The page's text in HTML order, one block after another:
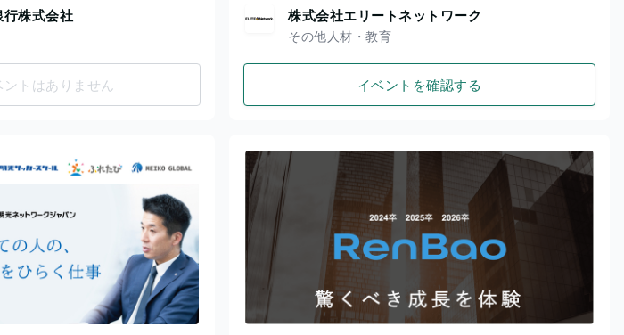
行株式会社
トはありません
株式会社エリートネットワーク
その他人材・教育
イベントを確認する